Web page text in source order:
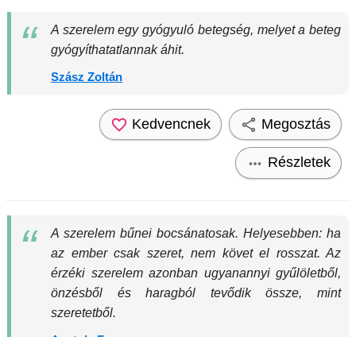
A szerelem egy gyógyuló betegség, melyet a beteg
gyógyíthatatlannak áhit.
Szász Zoltán
Kedvencnek Megosztás
Részletek
A szerelem bűnei bocsánatosak. Helyesebben: ha
az ember csak szeret, nem követ el rosszat. Az
érzéki szerelem azonban ugyanannyi gyűlöletből,
önzésből és haragból tevődik össze, mint
szeretetből.